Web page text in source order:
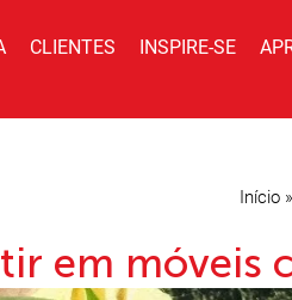
CLIENTES INSPIRE-SE
Início »
em móveis